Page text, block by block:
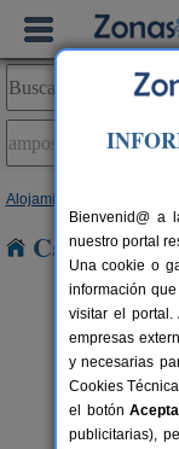
Alojamientos
Casas
Lo
Poble
Bienvenid@ a
nuestro portal
Una cookie o
información
visitar el portal.
empresas
y necesarias
Cookies
el botón
publicitarias),